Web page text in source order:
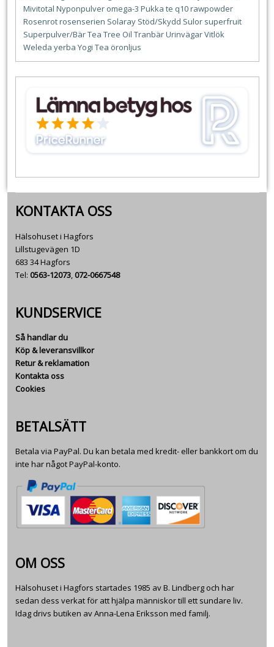
Mivitotal Nyponpulver omega-3 Pukka te q10rawpowder
Rosenrotrosenserien Solaray Stöd/Skydd Sulor superfruit
Superpulver/BärTea Tree Oil TranbärUrinvägarVitlök
Weleda yerba Yogi Tea öronljus
KONTAKTA OSS
Hälsohuset i Hagfors
Lillstugevägen 1D
683 34 Hagfors
Tel: 0563-12073,072-0667548
KUNDSERVICE
Så handlar du
Köp & leveransvillkor
Retur & reklamation
Kontakta oss
Cookies
BETALSÄTT
Betala via PayPal. Du kan betala med kredit- eller bankkort om du
inte har något PayPal-konto.
OM OSS
Hälsohuset i Hagfors startades 1985 av B. Lindberg och har
sedan dess verkat för att hjälpa människor till ett sundare liv.
Idag drivs butiken av Anna-Lena Eriksson med familj.